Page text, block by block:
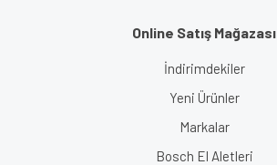
Online Satış Mağazası
İndirimdekiler
Yeni Ürünler
Markalar
Bosch El Aletleri